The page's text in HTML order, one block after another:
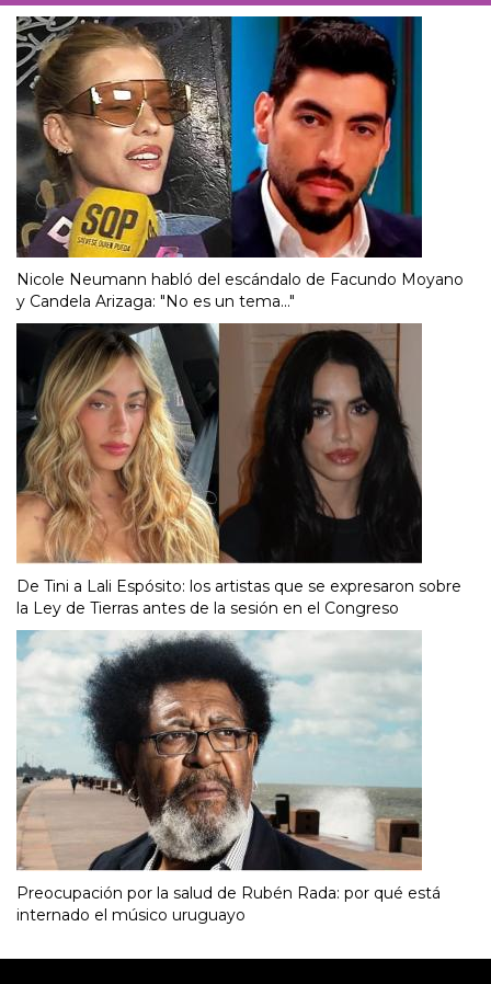
Nicole Neumann habló del escándalo de Facundo Moyano
y Candela Arizaga: "No es un tema..."
De Tini a Lali Espósito: los artistas que se expresaron sobre
la Ley de Tierras antes de la sesión en el Congreso
Preocupación por la salud de Rubén Rada: por qué está
internado el músico uruguayo